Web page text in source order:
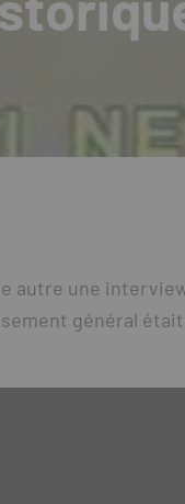
autre une
général